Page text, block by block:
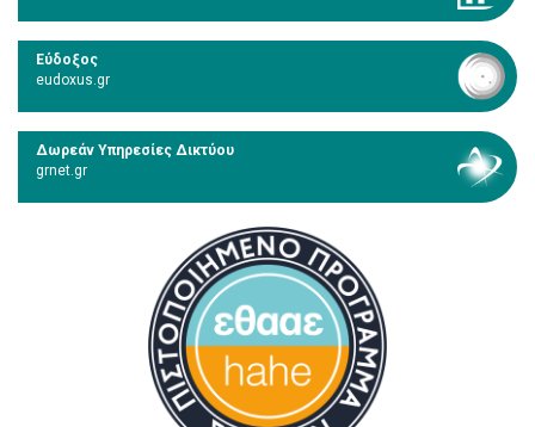
Εύδοξος
eudoxus.gr
Δωρεάν Υπηρεσίες Δικτύου
grnet.gr